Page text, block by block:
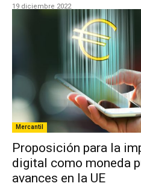
19 diciembre 2022
Mercantil
Proposición para la
digital como moneda
avances en la UE